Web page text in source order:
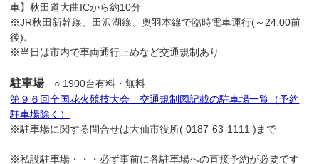
車】秋田道大曲ICから約10分
※JR秋田新幹線、田沢湖線、奥羽本線で臨時電車運行(～24:00前
後)。
※当日は市内で車両通行止めなど交通規制あり
駐車場○ 1900台有料・無料
第９６回全国花火競技大会 交通規制図記載の駐車場一覧（予約
駐車場除く）
※駐車場に関する問合せは大仙市役所( 0187-63-1111 )まで
※私設駐車場・・・必ず事前に各駐車場への直接予約が必要です